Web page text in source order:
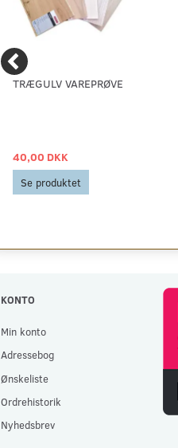
TRÆGULV VAREPRØVE
40,00 DKK
Se produktet
KONTO
Min konto
Adressebog
Ønskeliste
Ordrehistorik
Nyhedsbrev